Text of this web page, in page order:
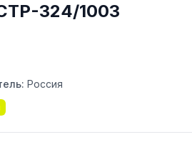
324/1003
Россия